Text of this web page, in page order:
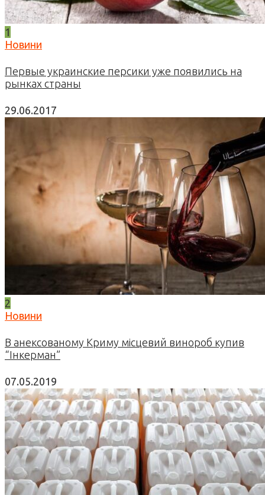
1
Новини
Первые украинские персики уже появились на
рынках страны
29.06.2017
2
Новини
В анексованому Криму місцевий винороб купив
“Інкерман”
07.05.2019